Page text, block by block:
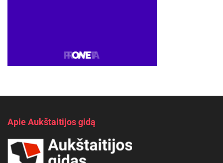
Apie Aukštaitijos gidą